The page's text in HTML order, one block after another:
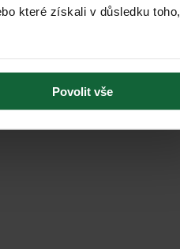
které získali v důsledku toho,
Povolit vše